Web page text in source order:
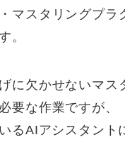
マスタリングプラ
。
に欠かせないマス
要な作業ですが、
るAIアシスタント